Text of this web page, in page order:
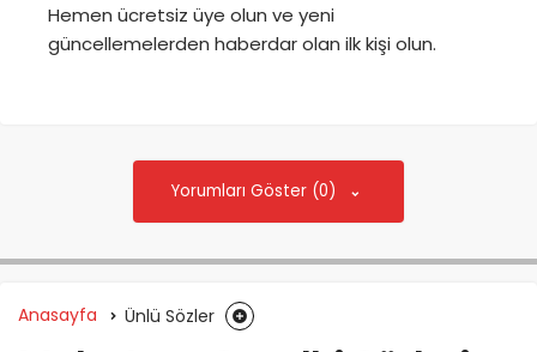
Hemen ücretsiz üye olun ve yeni
güncellemelerden haberdar olan ilk kişi olun.
Yorumları Göster (0)
Anasayfa Ünlü Sözler